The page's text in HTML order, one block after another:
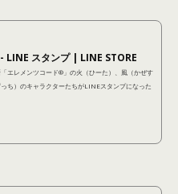
- LINE スタンプ | LINE STORE
エレメンツコード®︎」の火（ひーた）、風（かぜす
ち）のキャラクターたちがLINEスタンプになった